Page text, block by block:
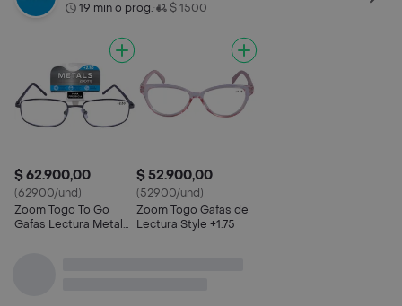
19 min o prog.• $ 1500
$ 62.900,00
(62900/und)
Zoom Togo To Go
Gafas Lectura Metals
$ 52.900,00
(52900/und)
Zoom Togo Gafas de
Lectura Style +1.75